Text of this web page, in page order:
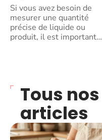
Si vous avez besoin de
mesurer une quantité
précise de liquide ou
produit, il est important…
Tous nos
articles